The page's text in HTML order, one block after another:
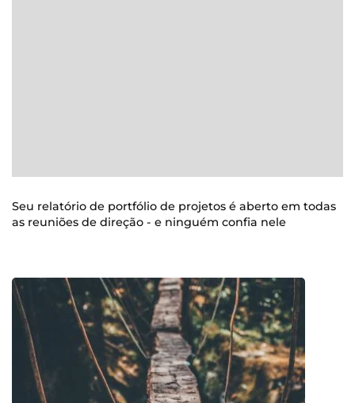
Seu relatório de portfólio de projetos é aberto em todas
as reuniões de direção - e ninguém confia nele